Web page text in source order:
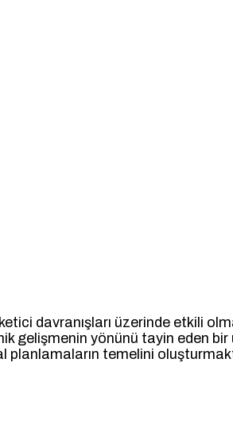
davranışları üzerinde etkili
gelişmenin yönünü tayin eden
planlamaların temelini